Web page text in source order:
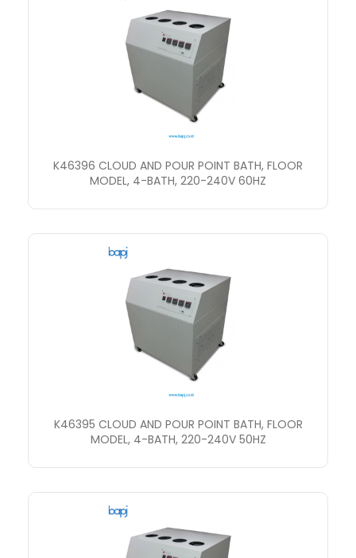
K46396 CLOUD AND POUR POINT BATH, FLOOR
MODEL, 4-BATH, 220-240V 60HZ
K46395 CLOUD AND POUR POINT BATH, FLOOR
MODEL, 4-BATH, 220-240V 50HZ